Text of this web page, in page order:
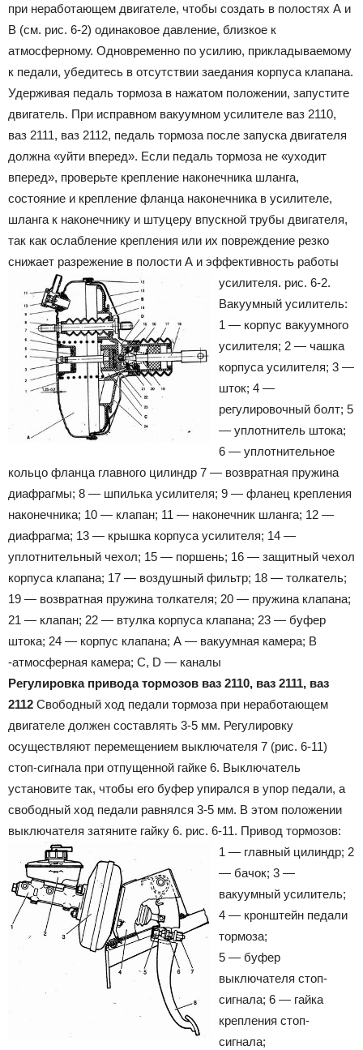
при неработающем двигателе, чтобы создать в полостях А и
В (см. рис. 6-2) одинаковое давление, близкое к
атмосферному. Одновременно по усилию, прикладываемому
к педали, убедитесь в отсутствии заедания корпуса клапана.
Удерживая педаль тормоза в нажатом положении, запустите
двигатель. При исправном вакуумном усилителе ваз 2110,
ваз 2111, ваз 2112, педаль тормоза после запуска двигателя
должна «уйти вперед». Если педаль тормоза не «уходит
вперед», проверьте крепление наконечника шланга,
состояние и крепление фланца наконечника в усилителе,
шланга к наконечнику и штуцеру впускной трубы двигателя,
так как ослабление крепления или их повреждение резко
снижает разрежение в полости А и эффективность работы
усилителя. рис. 6-2.
Вакуумный усилитель:
1 — корпус вакуумного
усилителя; 2 — чашка
корпуса усилителя; 3 —
шток; 4 —
регулировочный болт; 5
— уплотнитель штока;
6 — уплотнительное
кольцо фланца главного цилиндр 7 — возвратная пружина
диафрагмы; 8 — шпилька усилителя; 9 — фланец крепления
наконечника; 10 — клапан; 11 — наконечник шланга; 12 —
диафрагма; 13 — крышка корпуса усилителя; 14 —
уплотнительный чехол; 15 — поршень; 16 — защитный чехол
корпуса клапана; 17 — воздушный фильтр; 18 — толкатель;
19 — возвратная пружина толкателя; 20 — пружина клапана;
21 — клапан; 22 — втулка корпуса клапана; 23 — буфер
штока; 24 — корпус клапана; А — вакуумная камера; В
-атмосферная камера; С, D — каналы
Регулировка привода тормозов ваз 2110, ваз 2111, ваз
2112 Свободный ход педали тормоза при неработающем
двигателе должен составлять 3-5 мм. Регулировку
осуществляют перемещением выключателя 7 (рис. 6-11)
стоп-сигнала при отпущенной гайке 6. Выключатель
установите так, чтобы его буфер упирался в упор педали, а
свободный ход педали равнялся 3-5 мм. В этом положении
выключателя затяните гайку 6. рис. 6-11. Привод тормозов:
1 — главный цилиндр; 2
— бачок; 3 —
вакуумный усилитель;
4 — кронштейн педали
тормоза;
5 — буфер
выключателя стоп-
сигнала; 6 — гайка
крепления стоп-
сигнала;